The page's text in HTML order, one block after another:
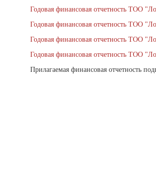
Годовая финансовая отчетность ТОО
Годовая финансовая отчетность ТОО
Годовая финансовая отчетность ТОО
Годовая финансовая отчетность ТОО
Прилагаемая финансовая отчетность